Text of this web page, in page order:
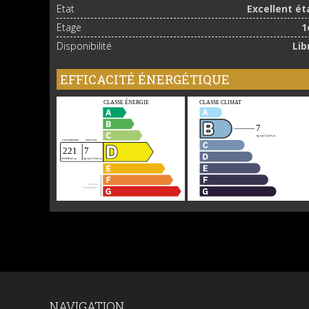
Etat
Excellent
Etage
Disponibilité
EFFICACITÉ ÉNERGÉTIQUE